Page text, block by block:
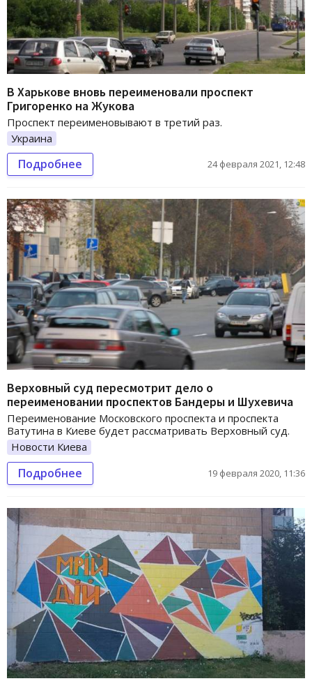
В Харькове вновь переименовали проспект
Григоренко на Жукова
Проспект переименовывают в третий раз.
Украина
Подробнее 24 февраля 2021, 12:48
Верховный суд пересмотрит дело о
переименовании проспектов Бандеры и Шухевича
Переименование Московского проспекта и проспекта
Ватутина в Киеве будет рассматривать Верховный суд.
Новости Киева
Подробнее 19 февраля 2020, 11:36